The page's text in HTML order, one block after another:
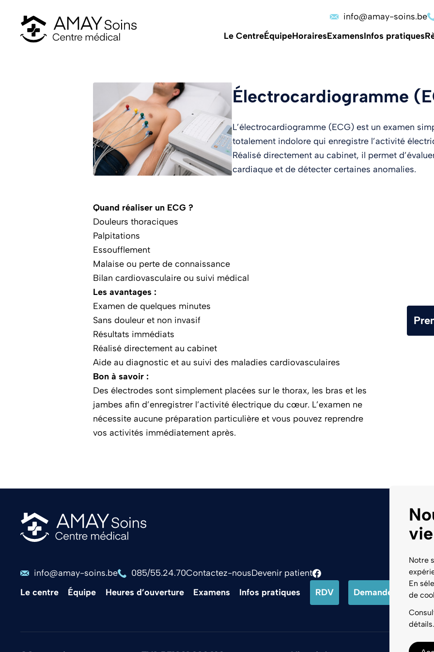
info@amay-soins.be
Le CentreÉquipeHorairesExamensInfos pratiques
Électrocardiogramme
L’électrocardiogramme (ECG) est un examen
totalement indolore qui enregistre l’activité
Réalisé directement au cabinet, il permet
cardiaque et de détecter certaines anomalies.
Quand réaliser un ECG ?
Douleurs thoraciques
Palpitations
Essoufflement
Malaise ou perte de connaissance
Bilan cardiovasculaire ou suivi médical
Les avantages :
Examen de quelques minutes
Sans douleur et non invasif
Résultats immédiats
Réalisé directement au cabinet
Aide au diagnostic et au suivi des maladies cardiovasculaires
Bon à savoir :
Des électrodes sont simplement placées sur le thorax, les bras et les
jambes afin d’enregistrer l’activité électrique du cœur. L’examen ne
nécessite aucune préparation particulière et vous pouvez reprendre
vos activités immédiatement après.
info@amay-soins.be 085/55.24.70Contactez-nousDevenir patient
Logo Facebook
Le centre Équipe Heures d’ouverture Examens Infos pratiques RDV Demande
Notre
En
de
détails.